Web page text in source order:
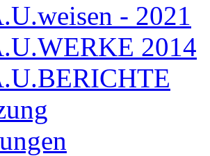
- 2021
2014